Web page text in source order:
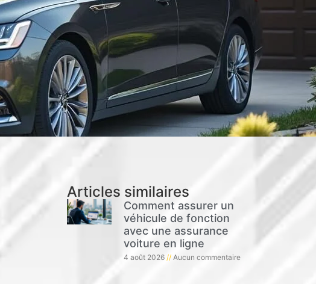
Articles similaires
Comment assurer un
véhicule de fonction
avec une assurance
voiture en ligne
4 août 2026 Aucun commentaire